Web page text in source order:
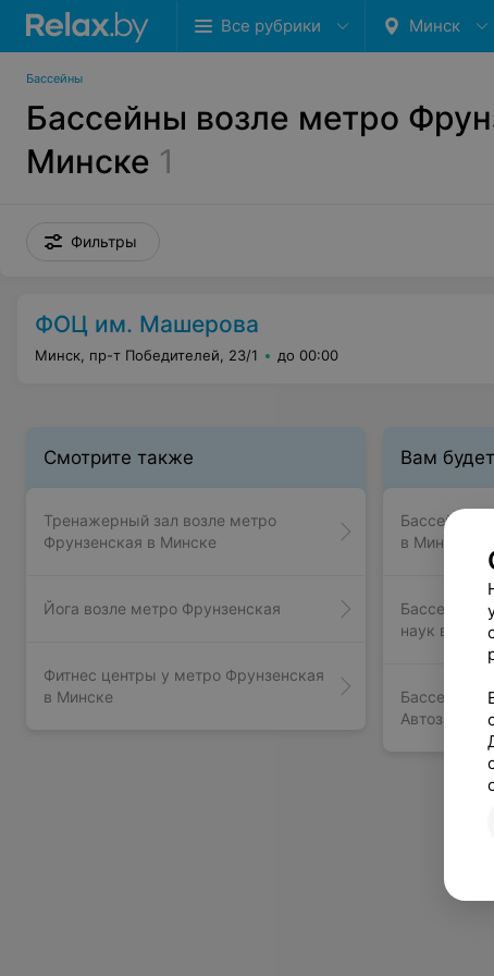
Все рубрики Минск
Бассейны
Бассейны возле метро
Минске 1
Фильтры
ФОЦ им. Машерова
Минск, пр-т Победителей, 23/1 до 00:00
Смотрите также
Тренажерный зал возле метро
Фрунзенская в Минске
Йога возле метро Фрунзенская
Фитнес центры у метро Фрунзенская
в Минске
Вам
Бассейны
в Минске
Бассейны
наук в
Бассейны